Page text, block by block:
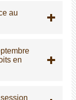
au
en